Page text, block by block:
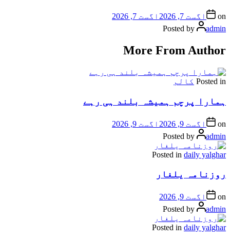
on اگست 7, 2026
اگست 7, 2026
Posted by
admin
More From Author
Posted in کالم
ہمارا پرچم ہمیشہ بلند ہی رہے
on اگست 9, 2026
اگست 9, 2026
Posted by
admin
Posted in daily yalghar
روزنامہ یلغار
on
اگست 9, 2026
Posted by
admin
Posted in daily yalghar